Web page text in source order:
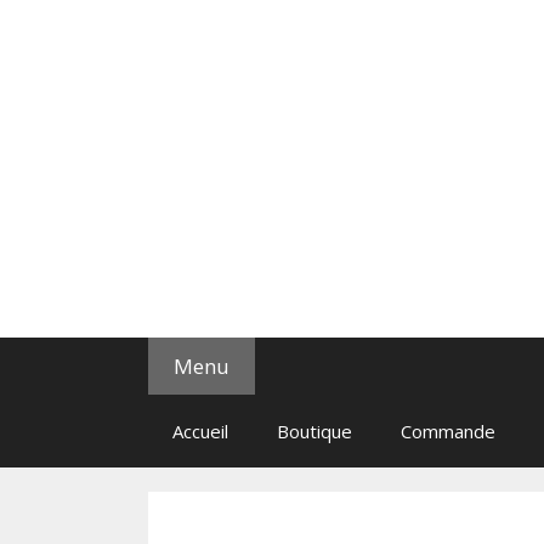
Menu
Accueil Boutique Commande